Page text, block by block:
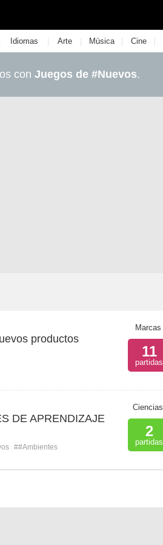
Idiomas | Arte | Música | Cine |
con Juegos de #Nuevos.
productos
Marcas
11
partidas
DE APRENDIZAJE
##Ambientes
Ciencias
2
partidas